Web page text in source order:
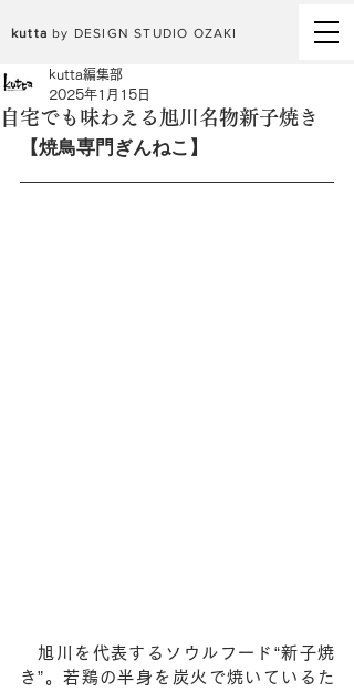
kutta by DESIGN STUDIO OZAKI
自宅でも味わえる旭川名物新子焼き
kutta編集部
2025年1月15日
【焼鳥専門ぎんねこ】
旭川を代表するソウルフード“新子焼
き”。若鶏の半身を炭火で焼いているた